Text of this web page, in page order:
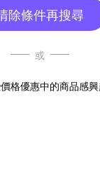
除條件再搜尋
或
格優惠中的商品感興